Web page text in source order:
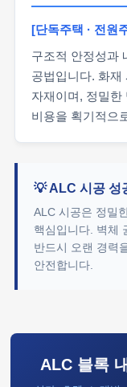
[단독주택 · 전원
구조적 안정성과
공법입니다. 화재
자재이며, 정밀한
비용을 획기적으
💡 ALC 시공 성
ALC 시공은 정밀
핵심입니다. 벽체
반드시 오랜 경력
안전합니다.
ALC 블록